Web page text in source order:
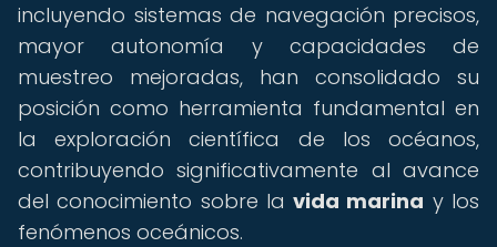
incluyendo sistemas de navegación precisos,
mayor autonomía y capacidades de
muestreo mejoradas, han consolidado su
posición como herramienta fundamental en
la exploración científica de los océanos,
contribuyendo significativamente al avance
del conocimiento sobre lavida marina y los
fenómenos oceánicos.